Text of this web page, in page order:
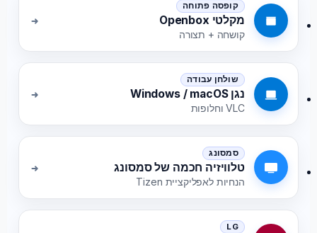
קופסה פתוחה
מקלטי Openbox
קושחה + תצורה
שולחן עבודה
נגן Windows / macOS
VLC וחלופות
סמסונג
טלוויזיה חכמה של סמסונג
הנחיות לאפליקציית Tizen
LG